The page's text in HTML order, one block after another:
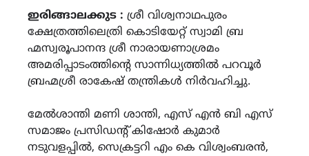
ഇരിങ്ങാലക്കുട : ശ്രീ വിശ്വനാഥപുരം
ക്ഷേത്രത്തിലെത്രി കൊടിയേറ്റ് സ്വാമി ബ്ര
ഹ്മസ്വരൂപാനന്ദ ശ്രീ നാരായണാശ്രമം
അമരിപ്പാടംത്തിന്റെ സാന്നിധ്യത്തിൽ പറവൂർ
ബ്രഹ്മശ്രീ രാകേഷ് തന്ത്രികൾ നിർവഹിച്ചു.
മേൽശാന്തി മണി ശാന്തി, എസ് എൻ ബി എസ്
സമാജം പ്രസിഡന്റ്‌ കിഷോർ കുമാർ
നടുവളപ്പിൽ, സെക്രട്ടറി എം കെ വിശ്വംബരൻ,